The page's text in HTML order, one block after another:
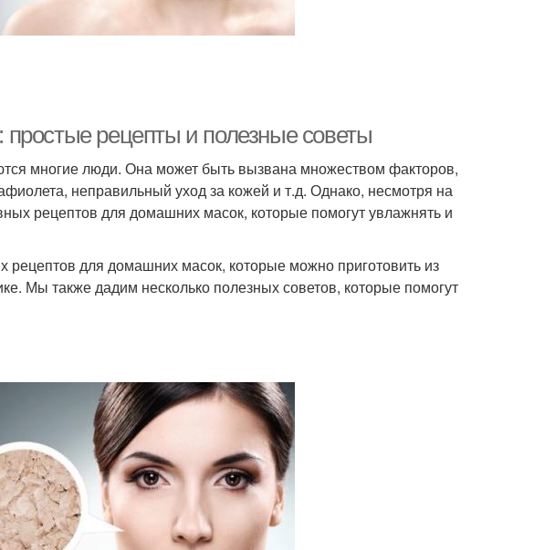
рецепты и полезные советы
многие люди. Она может быть вызвана множеством факторов,
неправильный уход за кожей и т.д. Однако, несмотря на
рецептов для домашних масок, которые помогут увлажнять и
рецептов для домашних масок, которые можно приготовить из
Мы также дадим несколько полезных советов, которые помогут